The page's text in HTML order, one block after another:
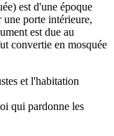
est d'une époque
porte intérieure,
est due au
convertie en mosquée
et l'habitation
qui pardonne les